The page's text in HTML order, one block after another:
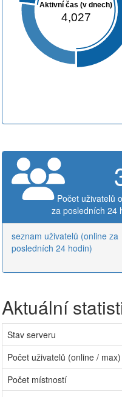
Aktivní čas (v dnech)
4,027
Počet uživatelů
za posledních 24
seznam uživatelů (online za
posledních 24 hodin)
Aktuální
Stav serveru
Počet uživatelů (online / max)
Počet místností